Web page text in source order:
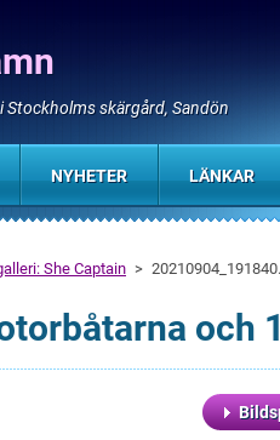
Stockholms skärgård, Sandön
She Captain >
och
NYHETER LÄNKAR